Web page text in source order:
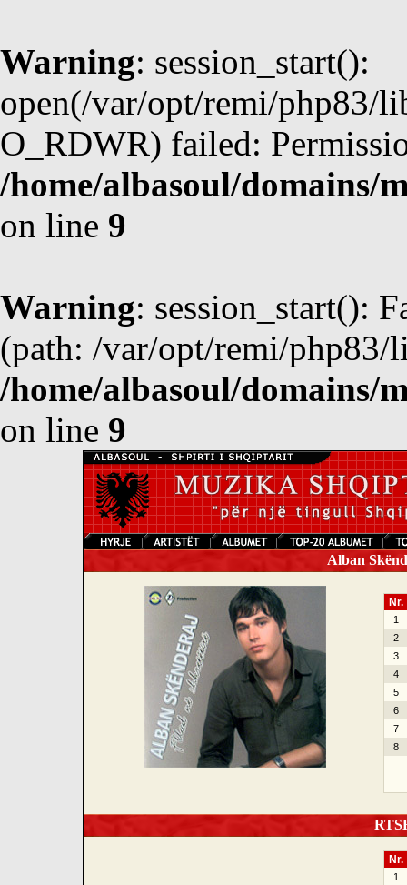
Warning: session_start():
open(/var/opt/remi/php83/
O_RDWR) failed:
/home/albasoul/domains/
on line 9
Warning: session_start():
(path: /var/opt/remi/php83/
/home/albasoul/domains/
on line 9
Alban
Nr.
1
2
3
4
5
6
7
8
Nr.
1